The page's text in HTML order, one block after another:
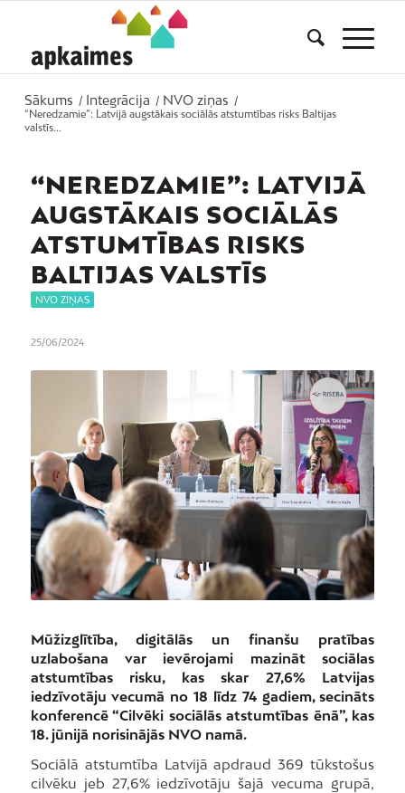
Sākums / Integrācija / NVO ziņas
/
“Neredzamie”: Latvijā augstākais sociālās atstumtības risks Baltijas
valstīs...
“NEREDZAMIE”: LATVIJĀ
AUGSTĀKAIS SOCIĀLĀS
ATSTUMTĪBAS RISKS
BALTIJAS VALSTĪS
NVO ZIŅAS
25/06/2024
Mūžizglītība, digitālās un finanšu pratības
uzlabošana var ievērojami mazināt sociālas
atstumtības risku, kas skar 27,6% Latvijas
iedzīvotāju vecumā no 18 līdz 74 gadiem, secināts
konferencē “Cilvēki sociālās atstumtības ēnā”, kas
18. jūnijā norisinājās NVO namā.
Sociālā atstumtība Latvijā apdraud 369 tūkstošus
cilvēku jeb 27,6% iedzīvotāju šajā vecuma grupā,